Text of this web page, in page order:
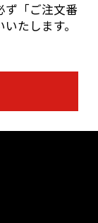
ず「ご注文番
たします。